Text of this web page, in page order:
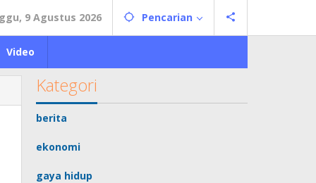
9 Agustus 2026 Pencarian
Video
Kategori
berita
ekonomi
gaya hidup